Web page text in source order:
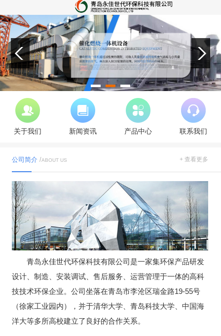
关于我们 新闻资讯 产品中心 联系我们
公司简介 /ABOUT US + 查看更多
青岛永佳世代环保科技有限公司是一家集环保产品研发
设计、制造、安装调试、售后服务、运营管理于一体的高科
技技术环保企业。公司坐落在青岛市李沧区瑞金路19-55号
（徐家工业园内），并于清华大学、青岛科技大学、中国海
洋大等多所高校建立了良好的合作关系。